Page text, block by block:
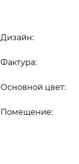
Основной цвет:
Дизайн:
Помещение:
Фактура: